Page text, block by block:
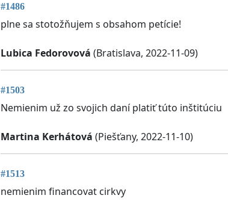
#1486
plne sa stotožňujem s obsahom petície!
Lubica Fedorovová (Bratislava, 2022-11-09)
#1503
Nemienim už zo svojich daní platiť túto inštitúciu
Martina Kerhátová (Piešťany, 2022-11-10)
#1513
nemienim financovat cirkvy